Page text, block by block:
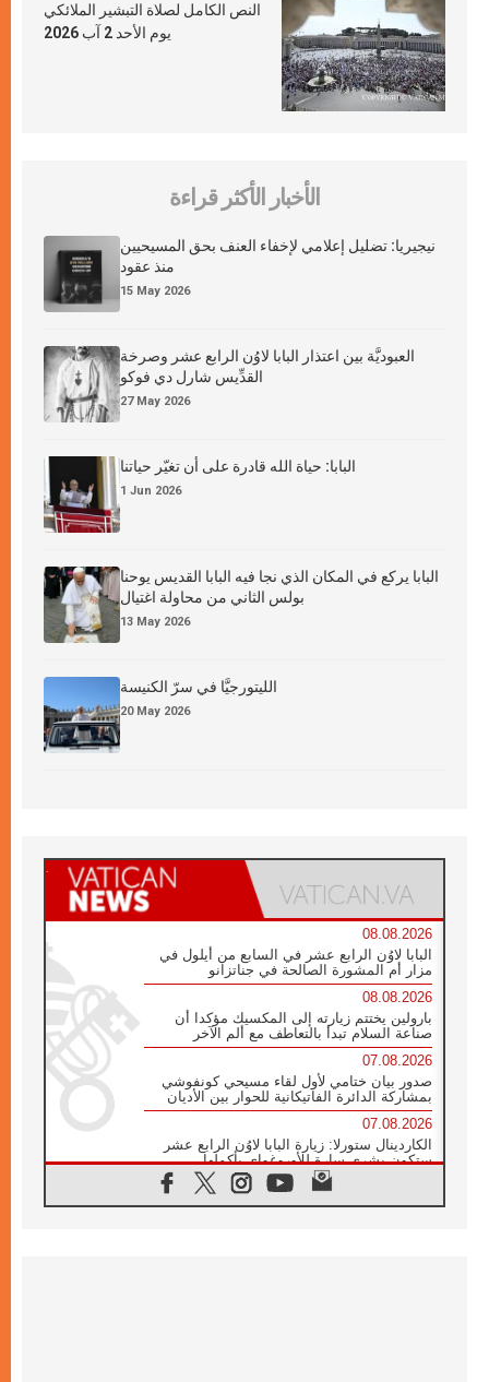
النص الكامل لصلاة التبشير الملائكي
يوم الأحد 2 آب 2026
الأخبار الأكثر قراءة
نيجيريا: تضليل إعلامي لإخفاء العنف بحق المسيحيين
منذ عقود
15 May 2026
العبوديَّة بين اعتذار البابا لاوُن الرابع عشر وصرخة
القدِّيس شارل دي فوكو
27 May 2026
البابا: حياة الله قادرة على أن تغيّر حياتنا
1 Jun 2026
البابا يركع في المكان الذي نجا فيه البابا القديس يوحنا
بولس الثاني من محاولة اغتيال
13 May 2026
الليتورجيَّا في سرّ الكنيسة
20 May 2026
08.08.2026
البابا لاوُن الرابع عشر في السابع من أيلول في
مزار أم المشورة الصالحة في جناتزانو
08.08.2026
بارولين يختتم زيارته إلى المكسيك مؤكدا أن
صناعة السلام تبدأ بالتعاطف مع ألم الآخر
07.08.2026
صدور بيان ختامي لأول لقاء مسيحي كونفوشي
بمشاركة الدائرة الفاتيكانية للحوار بين الأديان
07.08.2026
الكاردينال ستورلا: زيارة البابا لاوُن الرابع عشر
ستكون بشرى سارة للأوروغواي بأكملها
الفاتيكان يعلن برنامج الزيارة الرسولية للبابا لاوُن